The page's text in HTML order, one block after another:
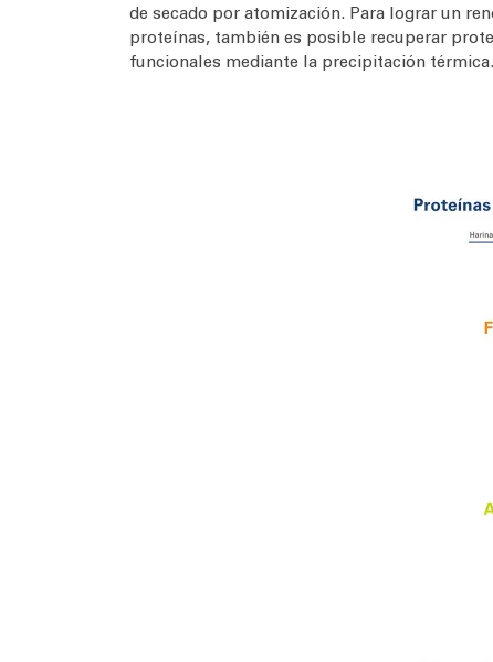
de secado por atomización. Para lograr un
proteínas, también es posible recuperar
funcionales mediante la precipitación térmica.